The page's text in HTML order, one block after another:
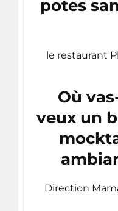
potes
le restaurant
Où
veux un
Direction